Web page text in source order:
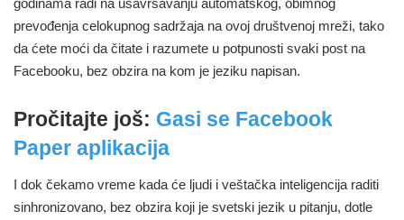
godinama radi na usavršavanju automatskog, obimnog
prevođenja celokupnog sadržaja na ovoj društvenoj mreži, tako
da ćete moći da čitate i razumete u potpunosti svaki post na
Facebooku, bez obzira na kom je jeziku napisan.
Pročitajte još: Gasi se Facebook
Paper aplikacija
I dok čekamo vreme kada će ljudi i veštačka inteligencija raditi
sinhronizovano, bez obzira koji je svetski jezik u pitanju, dotle